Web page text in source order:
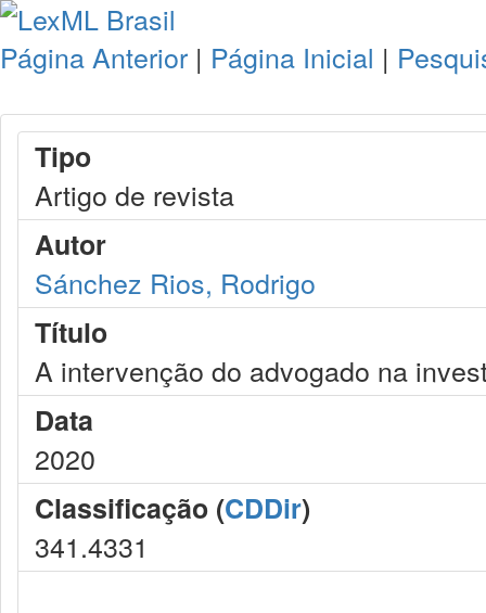
Página Anterior | Página Inicial |
Tipo
Artigo de revista
Autor
Sánchez Rios, Rodrigo
Título
A intervenção do advogado na
Data
2020
Classificação (CDDir)
341.4331